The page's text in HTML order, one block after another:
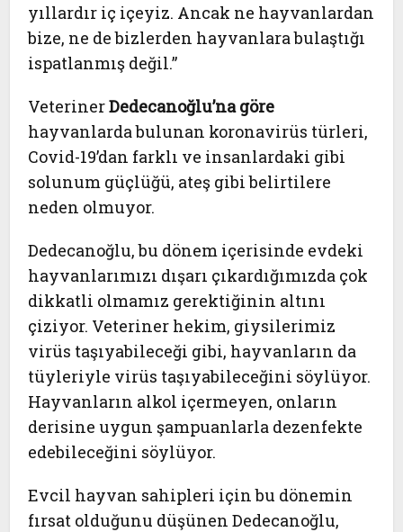
yıllardır iç içeyiz. Ancak ne hayvanlardan
bize, ne de bizlerden hayvanlara bulaştığı
ispatlanmış değil.”
VeterinerDedecanoğlu’na göre
hayvanlarda bulunan koronavirüs türleri,
Covid-19’dan farklı ve insanlardaki gibi
solunum güçlüğü, ateş gibi belirtilere
neden olmuyor.
Dedecanoğlu, bu dönem içerisinde evdeki
hayvanlarımızı dışarı çıkardığımızda çok
dikkatli olmamız gerektiğinin altını
çiziyor. Veteriner hekim, giysilerimiz
virüs taşıyabileceği gibi, hayvanların da
tüyleriyle virüs taşıyabileceğini söylüyor.
Hayvanların alkol içermeyen, onların
derisine uygun şampuanlarla dezenfekte
edebileceğini söylüyor.
Evcil hayvan sahipleri için bu dönemin
fırsat olduğunu düşünen Dedecanoğlu,